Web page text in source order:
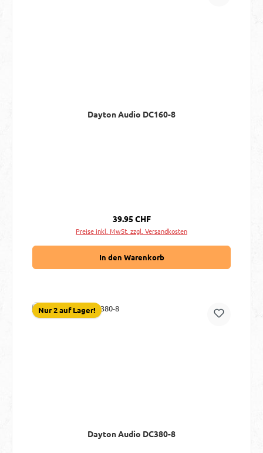
Dayton Audio DC160-8
Regulärer Preis:
39.95 CHF
Preise inkl. MwSt. zzgl. Versandkosten
In den Warenkorb
Nur 2 auf Lager!
Dayton Audio DC380-8